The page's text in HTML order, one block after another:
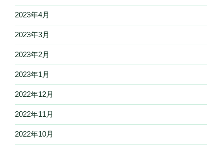
2023年4月
2023年3月
2023年2月
2023年1月
2022年12月
2022年11月
2022年10月